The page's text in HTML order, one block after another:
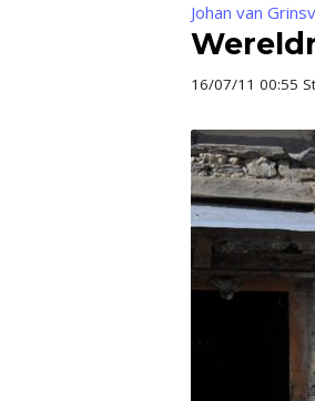
Johan van
16/07/11 00:55